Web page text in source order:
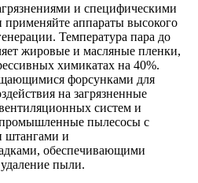
и специфическими
аппараты высокого
Температура пара до
жировые и масляные пленки,
химикатах на 40%.
форсунками для
на загрязненные
систем и
пылесосы с
штангами и
обеспечивающими
пыли.